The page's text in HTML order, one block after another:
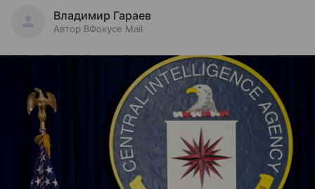
Владимир Гараев
Автор ВФокусе Mail